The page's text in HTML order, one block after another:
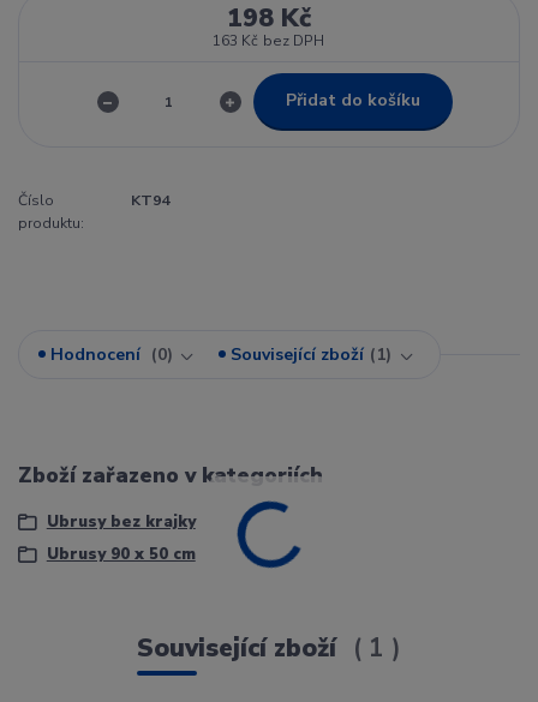
198 Kč
163 Kč bez DPH
Přidat do košíku
Číslo
produktu:
KT94
Hodnocení 0 Související zboží 1
Zboží zařazeno v kategoriích
Ubrusy bez krajky
Ubrusy 90 x 50 cm
Související zboží 1